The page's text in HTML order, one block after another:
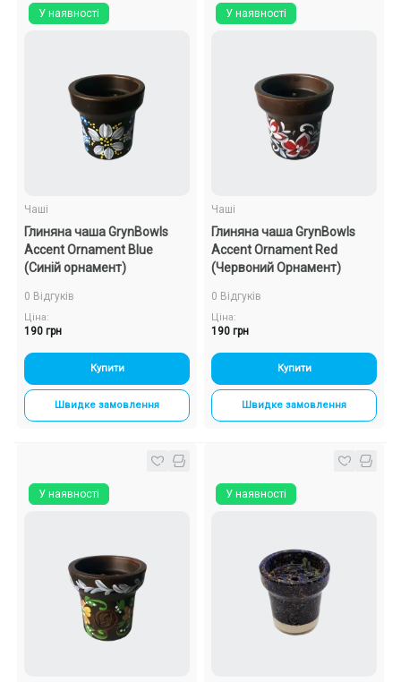
У наявності
Чаші
Глиняна чаша GrynBowls
Accent Ornament Blue
(Синій орнамент)
0 Відгуків
Ціна:
190 грн
Купити
Швидке замовлення
У наявності
Чаші
Глиняна чаша GrynBowls
Accent Ornament Red
(Червоний Орнамент)
0 Відгуків
Ціна:
190 грн
Купити
Швидке замовлення
У наявності У наявності